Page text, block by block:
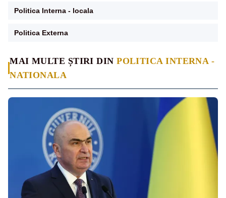
MAI MULTE ȘTIRI DINPOLITICA INTERNA -
NATIONALA
Politica Interna - locala
Politica Externa